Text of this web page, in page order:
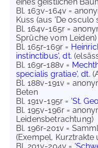
Bl. 163v-164v =
Kuss (aus 'De osculo
Bl. 164v-165r =
Sprüche vom Leiden)
Bl. 165r-169r =
instinctibus', dt.
Bl. 169r-188v =
specialis gratiae', dt.
Bl. 188v-191v =
Beten
Bl. 191v-195r = 'St.
Bl. 195v-196r =
Leidensbetrachtung)
Bl. 196r-201v =
(Exempel, Kurztrakte